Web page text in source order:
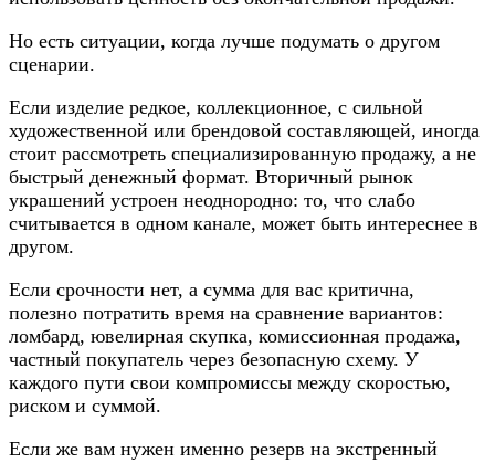
Но есть ситуации, когда лучше подумать о другом
сценарии.
Если изделие редкое, коллекционное, с сильной
художественной или брендовой составляющей, иногда
стоит рассмотреть специализированную продажу, а не
быстрый денежный формат. Вторичный рынок
украшений устроен неоднородно: то, что слабо
считывается в одном канале, может быть интереснее в
другом.
Если срочности нет, а сумма для вас критична,
полезно потратить время на сравнение вариантов:
ломбард, ювелирная скупка, комиссионная продажа,
частный покупатель через безопасную схему. У
каждого пути свои компромиссы между скоростью,
риском и суммой.
Если же вам нужен именно резерв на экстренный